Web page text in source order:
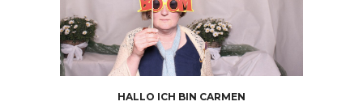
HALLO ICH BIN CARMEN